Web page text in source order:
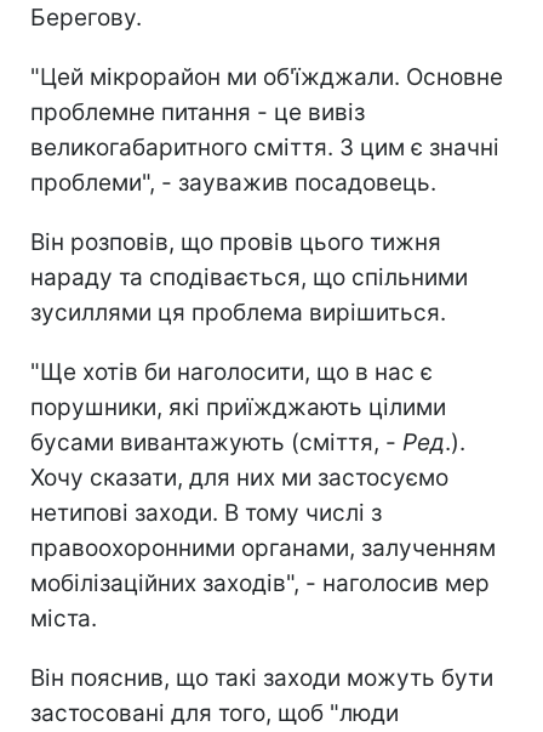
Берегову.
"Цей мікрорайон ми об'їжджали. Основне
проблемне питання - це вивіз
великогабаритного сміття. З цим є значні
проблеми", - зауважив посадовець.
Він розповів, що провів цього тижня
нараду та сподівається, що спільними
зусиллями ця проблема вирішиться.
"Ще хотів би наголосити, що в нас є
порушники, які приїжджають цілими
бусами вивантажують (сміття, - Ред.).
Хочу сказати, для них ми застосуємо
нетипові заходи. В тому числі з
правоохоронними органами, залученням
мобілізаційних заходів", - наголосив мер
міста.
Він пояснив, що такі заходи можуть бути
застосовані для того, щоб "люди